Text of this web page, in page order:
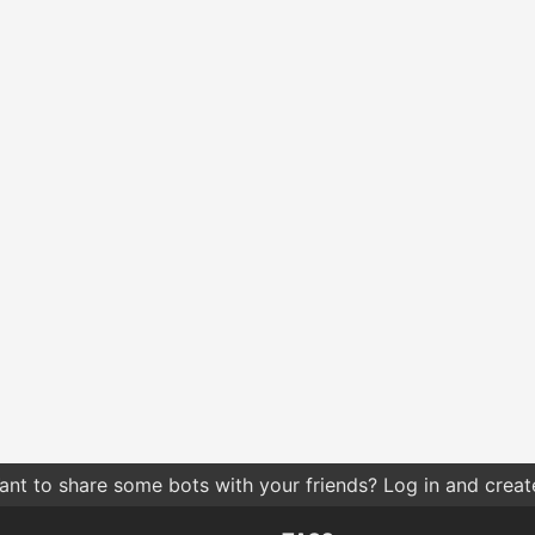
to share some bots with your friends? Log in and